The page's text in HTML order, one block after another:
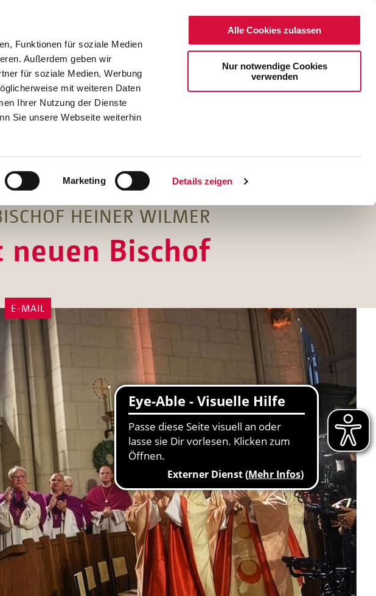
Funktionen für soziale Medien
Außerdem geben wir
für soziale Medien, Werbung
mit weiteren Daten
Ihrer Nutzung der Dienste
Sie unsere Webseite weiterhin
Marketing Details zeigen
Alle Cookies zulassen
Nur notwendige Cookies
verwenden
HEINER WILMER
Bischof
E-MAIL